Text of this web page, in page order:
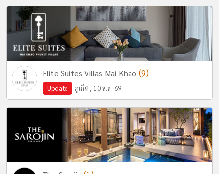
Elite Suites Villas Mai Khao (9)
Update ภูเก็ต , 10 ส.ค. 69